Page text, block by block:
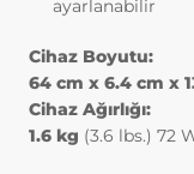
ayarlanabilir
Cihaz Boyutu:
64 cm x 6.4 cm x
Cihaz Ağırlığı:
1.6 kg (3.6 lbs.) 72
sağlamak,
5651 sayılı
Yayınların
Yoluyla
Edilmesi